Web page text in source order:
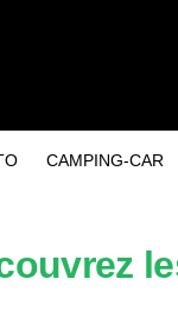
CAMPING-CAR